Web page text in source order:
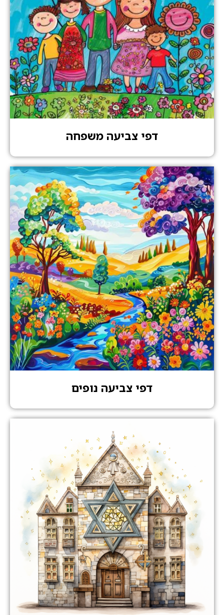
דפי צביעה משפחה
דפי צביעה נופים